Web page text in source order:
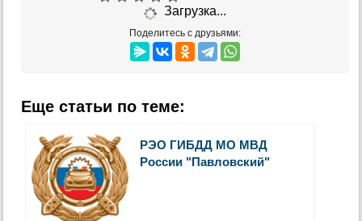
Загрузка...
Поделитесь с друзьями:
Еще статьи по теме:
РЭО ГИБДД МО МВД
России "Павловский"